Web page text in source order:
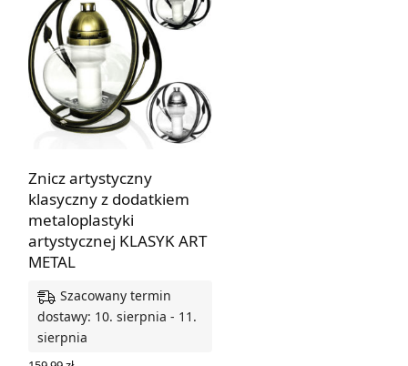
Znicz artystyczny
klasyczny z dodatkiem
metaloplastyki
artystycznej KLASYK ART
METAL
Szacowany termin
dostawy: 10. sierpnia - 11.
sierpnia